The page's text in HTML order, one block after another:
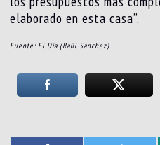
elaborado en esta casa”.
Fuente: El Día (Raúl Sánchez)